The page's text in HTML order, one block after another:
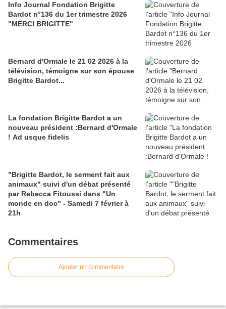
Info Journal Fondation Brigitte
Bardot n°136 du 1er trimestre 2026
"MERCI BRIGITTE"
Bernard d'Ormale le 21 02 2026 à la
télévision, témoigne sur son épouse
Brigitte Bardot...
La fondation Brigitte Bardot a un
nouveau président :Bernard d'Ormale
! Ad usque fidelis
"Brigitte Bardot, le serment fait aux
animaux" suivi d'un débat présenté
par Rebecca Fitoussi dans "Un
monde en doc" - Samedi 7 février à
21h
Commentaires
Ajouter un commentaire